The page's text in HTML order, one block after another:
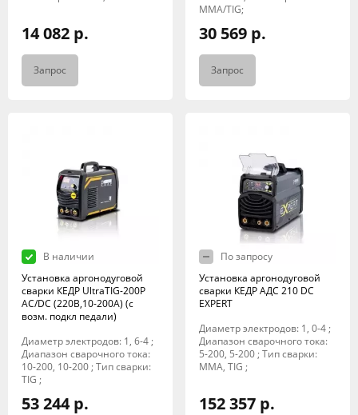
14 082 р.
Запрос
MMA/TIG;
30 569 р.
Запрос
В наличии
Установка аргонодуговой
сварки КЕДР UltraTIG-200P
AC/DC (220В,10-200А) (с
возм. подкл педали)
Диаметр электродов: 1, 6-4 ;
Диапазон сварочного тока:
10-200, 10-200 ; Тип сварки:
TIG ;
53 244 р.
По запросу
Установка аргонодуговой
сварки КЕДР АДС 210 DC
EXPERT
Диаметр электродов: 1, 0-4 ;
Диапазон сварочного тока:
5-200, 5-200 ; Тип сварки:
MMA, TIG ;
152 357 р.